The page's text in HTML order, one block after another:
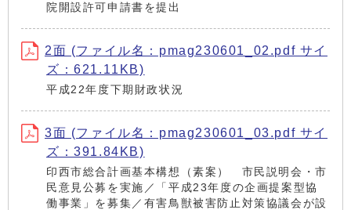
院開設許可申請書を提出
2面 (ファイル名：pmag230601_02.pdf サイ
ズ：621.11KB)
平成22年度下期財政状況
3面 (ファイル名：pmag230601_03.pdf サイ
ズ：391.84KB)
印西市総合計画基本構想（素案） 市民説明会・市
民意見公募を実施／「平成23年度の企画提案型協
働事業」を募集／有害鳥獣被害防止対策協議会が設